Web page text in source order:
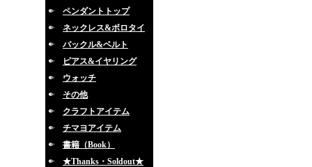
ペンダントトップ
ネックレス&ボロタイ
バックル&ベルト
ピアス&イヤリング
ウォッチ
その他
クラフトアイテム
チマヨアイテム
書籍（Book）
★Thanks・Soldout★